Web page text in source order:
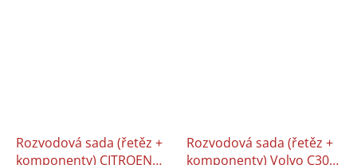
Rozvodová sada (řetěz +
komponenty) CITROEN
Rozvodová sada (řetěz +
komponenty) Volvo C30,